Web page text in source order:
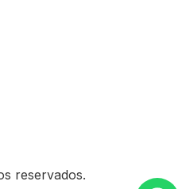
reservados.